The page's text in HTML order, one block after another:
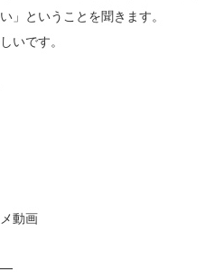
」ということを聞きます。
いです。
動画